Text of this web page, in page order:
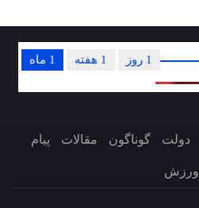
1 ماه 1 هفته 1 روز
دولت گوناگون مقالات پیام
ورزش